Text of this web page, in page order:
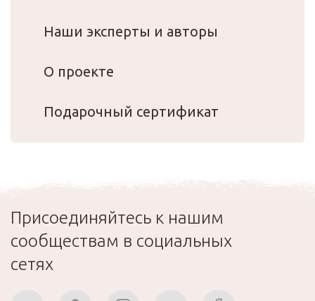
Наши эксперты и авторы
О проекте
Подарочный сертификат
Присоединяйтесь к нашим
сообществам в социальных
сетях